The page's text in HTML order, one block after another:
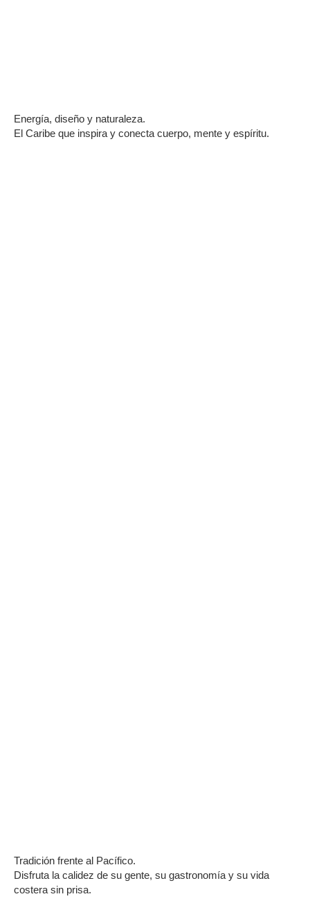
Energía, diseño y naturaleza.
El Caribe que inspira y conecta cuerpo, mente y espíritu.
Tradición frente al Pacífico.
Disfruta la calidez de su gente, su gastronomía y su vida
costera sin prisa.